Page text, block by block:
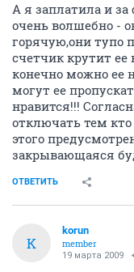
А я заплатила и
очень волшебно -
горячую,они тупо
счетчик крутит ее
конечно можно ее
могут ее
нравится!!!
отключать тем
этого
закрывающаяся
ОТВЕТИТЬ
K
korun
member
19 марта 2009